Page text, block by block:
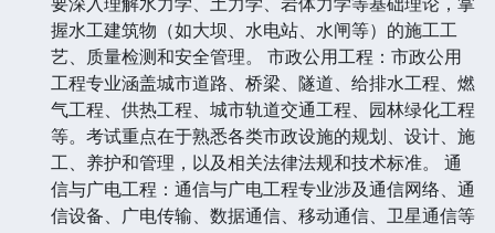
握水工建筑物（如大坝、水电站、水闸等）的施工工
艺、质量检测和安全管理。 市政公用工程：市政公用
工程专业涵盖城市道路、桥梁、隧道、给排水工程、燃
气工程、供热工程、城市轨道交通工程、园林绿化工程
等。考试重点在于熟悉各类市政设施的规划、设计、施
工、养护和管理，以及相关法律法规和技术标准。 通
信与广电工程：通信与广电工程专业涉及通信网络、通
信设备、广电传输、数据通信、移动通信、卫星通信等